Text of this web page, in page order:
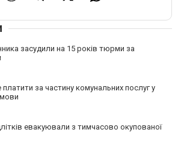
засудили на 15 років тюрми за
за частину комунальних послуг у
евакуювали з тимчасово окупованої